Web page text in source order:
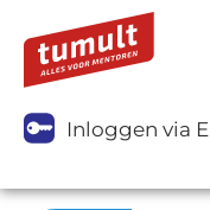
Inloggen via